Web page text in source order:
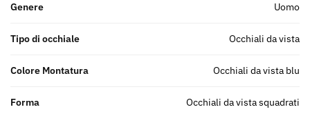
Genere uomo
Tipo di occhiale Occhiali da vista
Colore Montatura Occhiali da vista blu
Forma Occhiali da vista squadrati